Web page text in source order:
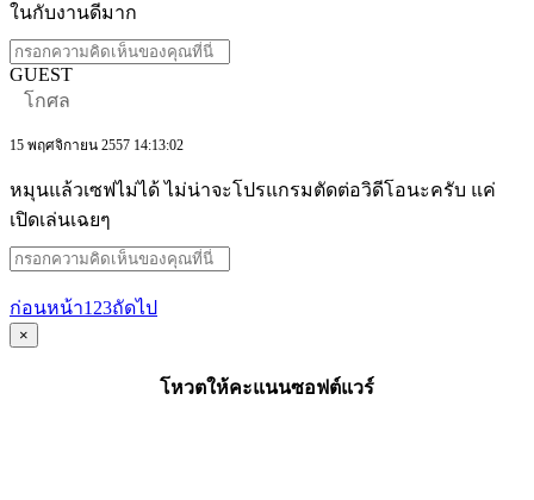
ในกับงานดีมาก
GUEST
โกศล
15 พฤศจิกายน 2557 14:13:02
หมุนแล้วเซฟไม่ได้ ไม่น่าจะโปรแกรมตัดต่อวิดีโอนะครับ แค่
เปิดเล่นเฉยๆ
ก่อนหน้า1 23ถัดไป
×
โหวตให้คะแนนซอฟต์แวร์